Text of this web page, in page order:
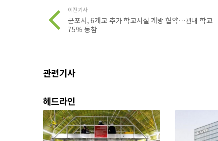
이전기사
군포시, 6개교 추가 학교시설 개방 협약…관내 학교
75％ 동참
관련기사
헤드라인